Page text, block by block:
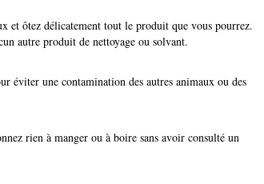
et ôtez délicatement tout le produit que vous pourrez.
autre produit de nettoyage ou solvant.
éviter une contamination des autres animaux ou des
rien à manger ou à boire sans avoir consulté un